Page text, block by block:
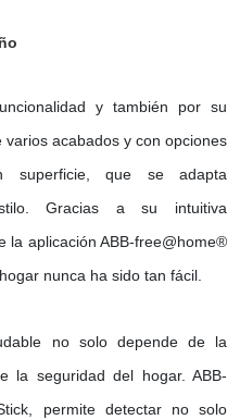
y también por su
acabados y con opciones
superficie, que se adapta
Gracias a su intuitiva
la aplicación ABB-free@home®
nunca ha sido tan fácil.
no solo depende de la
la seguridad del hogar. ABB-
permite detectar no solo